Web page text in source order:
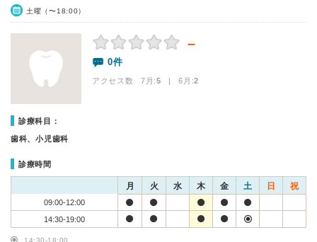
土曜（〜18:00）
－
0件
アクセス数 7月:5 | 6月:2
診療科目：
歯科、小児歯科
診療時間
月 火 水 木 金 土 日 祝
09:00-12:00
14:30-19:00
14:30-18:00